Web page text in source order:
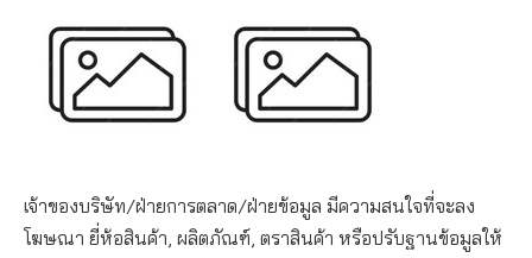
เจ้าของบริษัท/ฝ่ายการตลาด/ฝ่ายข้อมูล มีความสนใจที่จะลง
โฆษณา ยี่ห้อสินค้า, ผลิตภัณฑ์, ตราสินค้า หรือปรับฐานข้อมูลให้